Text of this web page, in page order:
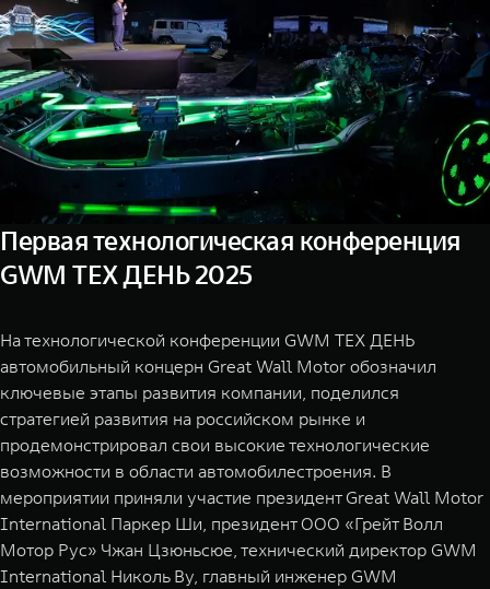
TANK 500
Веди за собой
от 6 499 000 ₽
TANK 700
Сила
WEY 07
Расширяя границы комфорта
от 6 149 000 ₽
WEY 05
Эстетика
от 5 699
TANK Финансы
Корпоративным клиентам
TANK ФИНАНСЫ
TANK Кредит
TANK Лизинг
TANK Страхование
Сервис
Специальные предложения
Моторные масла
ЦИФРОВЫЕ СЕРВИСЫ TANK
Цифровые сервисы TANK
Подписки
Первая технологическая конференция
GWM ТЕХ ДЕНЬ 2025
На технологической конференции GWM ТЕХ ДЕНЬ
автомобильный концерн Great Wall Motor обозначил
ключевые этапы развития компании, поделился
стратегией развития на российском рынке и
продемонстрировал свои высокие технологические
возможности в области автомобилестроения. В
мероприятии приняли участие президент Great Wall Motor
International Паркер Ши, президент ООО «Грейт Волл
Мотор Рус» Чжан Цзюньсюе, технический директор GWM
International Николь Ву, главный инженер GWM